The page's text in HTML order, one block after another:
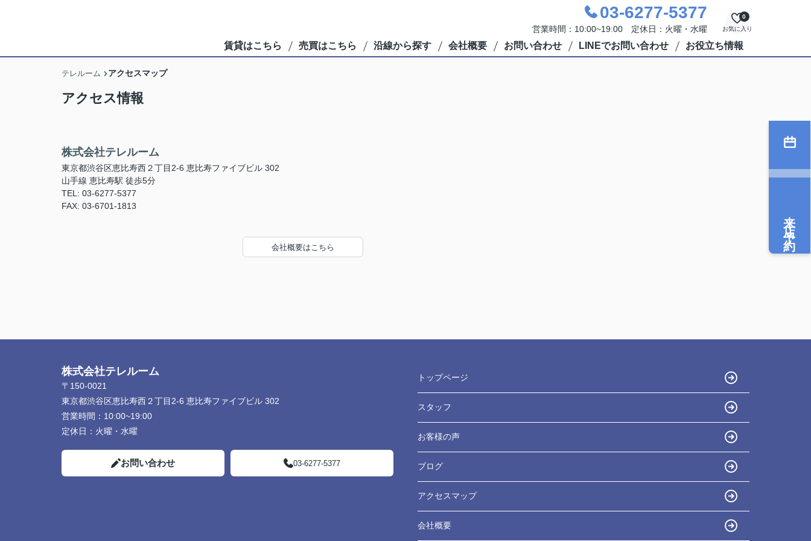
03-6277-5377
営業時間：10:00~19:00 定休日：火曜・水曜 お気に入り
0
賃貸はこちら 売買はこちら 沿線から探す 会社概要 お問い合わせ LINEでお問い合わせ お役立ち情報
テレルーム アクセスマップ
アクセス情報
株式会社テレルーム
東京都渋谷区恵比寿西２丁目2-6 恵比寿ファイブビル 302
山手線 恵比寿駅 徒歩5分
TEL: 03-6277-5377
FAX: 03-6701-1813
会社概要はこちら
来店予約
株式会社テレルーム
〒150-0021
東京都渋谷区恵比寿西２丁目2-6 恵比寿ファイブビル 302
営業時間： 10:00~19:00
定休日： 火曜・水曜
お問い合わせ 03-6277-5377
トップページ
スタッフ
お客様の声
ブログ
アクセスマップ
会社概要